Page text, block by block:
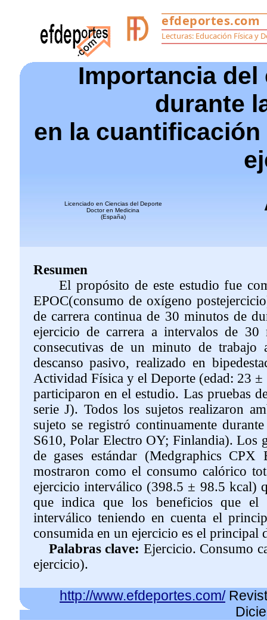
Importancia
durante
en la
Licenciado en Ciencias del Deporte
Doctor en Medicina
(España)
Resumen
El propósito de este estudio fue
EPOC(consumo de oxígeno
de carrera continua de 30 minutos de
ejercicio de carrera a intervalos de
consecutivas de un minuto de
descanso pasivo, realizado en
Actividad Física y el Deporte (edad: 23
participaron en el estudio. Las pruebas
serie J). Todos los sujetos realizaron
sujeto se registró continuamente
S610, Polar Electro OY; Finlandia). Los
de gases estándar (Medgraphics
mostraron como el consumo calórico
ejercicio interválico (398.5 ± 98.5 kcal)
que indica que los beneficios que el
interválico teniendo en cuenta el
consumida en un ejercicio es el principal
Palabras clave: Ejercicio. Consumo
ejercicio).
http://www.efdeportes.com/